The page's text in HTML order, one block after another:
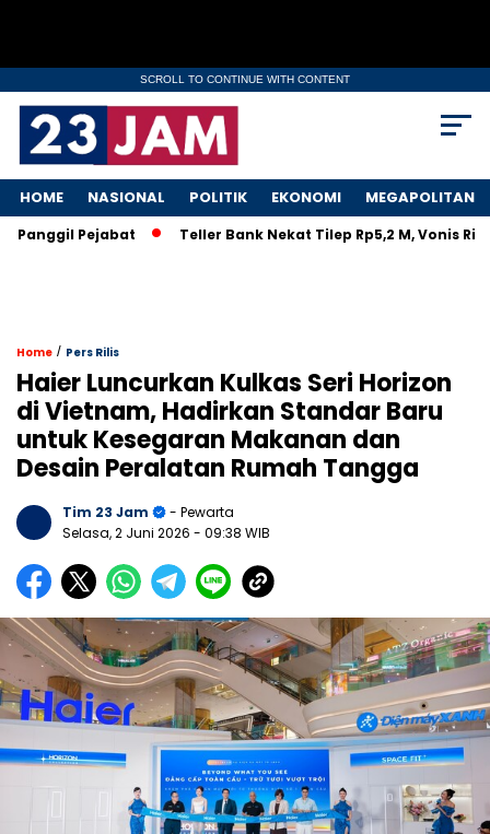
SCROLL TO CONTINUE WITH CONTENT
HOME NASIONAL POLITIK EKONOMI MEGAPOLITAN
Pejabat Teller Bank Nekat Tilep Rp5,2 M, Vonis Ringan
Home / Pers Rilis
Haier Luncurkan Kulkas Seri Horizon
di Vietnam, Hadirkan Standar Baru
untuk Kesegaran Makanan dan
Desain Peralatan Rumah Tangga
Tim 23 Jam
- Pewarta
Selasa, 2 Juni 2026 - 09:38 WIB